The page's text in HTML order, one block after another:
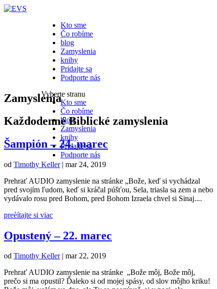
Kto sme
Čo robíme
blog
Zamyslenia
knihy
Pridajte sa
Podporte nás
Vyberte stranu
Kto sme
Čo robíme
blog
Zamyslenia
knihy
Pridajte sa
Podporte nás
Zamyslenia
Každodenné Biblické zamyslenia
Šampión – 24. marec
od Timothy Keller| mar 24, 2019
Prehrať AUDIO zamyslenie na stránke „Bože, keď si vychádzal
pred svojím ľudom, keď si kráčal púšťou, Sela, triasla sa zem a nebo
vydávalo rosu pred Bohom, pred Bohom Izraela chvel si Sinaj....
preèítajte si viac
Opustený – 22. marec
od Timothy Keller| mar 22, 2019
Prehrať AUDIO zamyslenie na stránke „Bože môj, Bože môj,
prečo si ma opustil? Ďaleko si od mojej spásy, od slov môjho kriku!